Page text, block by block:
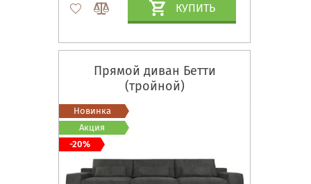
КУПИТЬ
Прямой диван Бетти
(тройной)
Новинка
Акция
-20%